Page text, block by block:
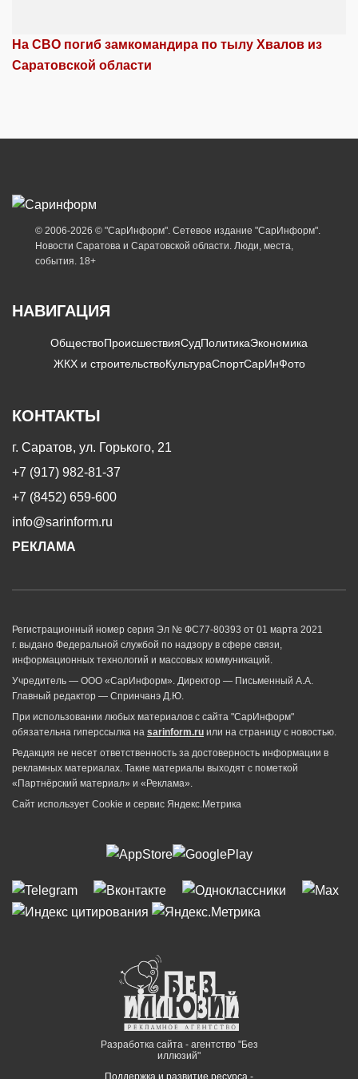
На СВО погиб замкомандира по тылу Хвалов из
Саратовской области
© 2006-2026 © "СарИнформ". Сетевое издание "СарИнформ".
Новости Саратова и Саратовской области. Люди, места,
события. 18+
НАВИГАЦИЯ
ОбществоПроисшествияСудПолитикаЭкономика
ЖКХ и строительствоКультураСпортСарИнФото
КОНТАКТЫ
г. Саратов, ул. Горького, 21
+7 (917) 982-81-37
+7 (8452) 659-600
info@sarinform.ru
РЕКЛАМА
Регистрационный номер серия Эл № ФС77-80393 от 01 марта 2021
г. выдано Федеральной службой по надзору в сфере связи,
информационных технологий и массовых коммуникаций.
Учредитель — ООО «СарИнформ». Директор — Письменный А.А.
Главный редактор — Спринчанэ Д.Ю.
При использовании любых материалов с сайта "СарИнформ"
обязательна гиперссылка на sarinform.ru или на страницу с новостью.
Редакция не несет ответственность за достоверность информации в
рекламных материалах. Такие материалы выходят с пометкой
«Партнёрский материал» и «Реклама».
Сайт использует Cookie и сервиc Яндекс.Метрика
Разработка сайта - агентство "Без
иллюзий"
Поддержка и развитие ресурса -